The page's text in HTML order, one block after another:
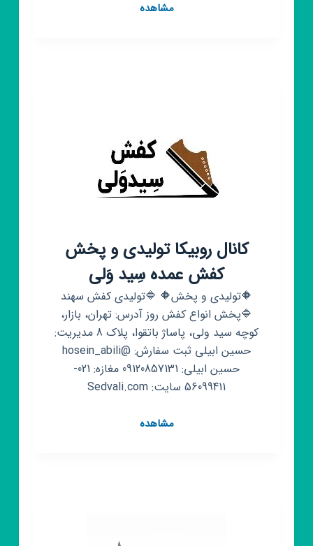
مشاهدهکانال
کانال روبیکا تولیدی و پخش
کفش عمده سِید وَلی
🔶تولیدی و پخش🔶 🔷تولیدی کفش سهند
🔷پخش انواع کفش روز آدرس: تهران، بازار،
کوچه سید ولی، پاساژ باتقوا، پلاک 8 مدیریت:
حسین ابیلی ثبت سفارش: @hosein_abili
حسین ابیلی: 09120857131 مغازه: 021-
56099411 سایت: Sedvali.com
مشاهدهکانال